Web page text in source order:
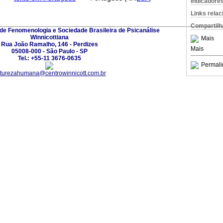
Links
Mais
Mais
Fenomenologia e Sociedade Brasileira de Psicanálise
Winnicottiana
Rua João Ramalho, 146 - Perdizes
05008-000 - São Paulo - SP
Tel.: +55-11 3676-0635